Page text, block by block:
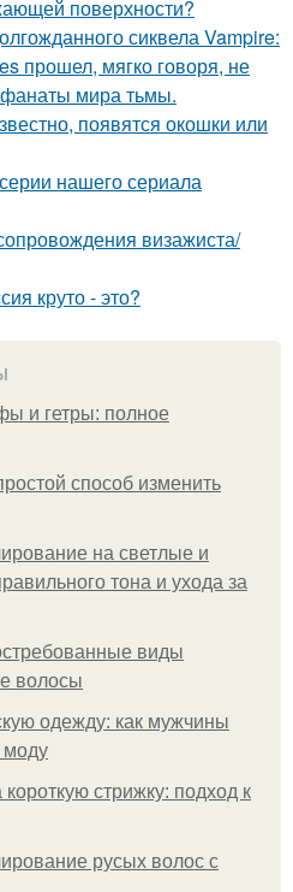
поверхности?
сиквела Vampire:
прошел, мягко говоря, не
фанаты мира тьмы.
появятся окошки или
нашего сериала
визажиста/
круто - это?
и гетры: полное
способ изменить
на светлые и
тона и ухода за
виды
волосы
одежду: как мужчины
моду
стрижку: подход к
русых волос с